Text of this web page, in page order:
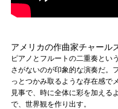
アメリカの作曲家チャール
ピアノとフルートの二重奏とい
さがないのが印象的な演奏だ。
っとつかみ取るような存在感で
見事で、時に全体に彩を加える
で、世界観を作り出す。